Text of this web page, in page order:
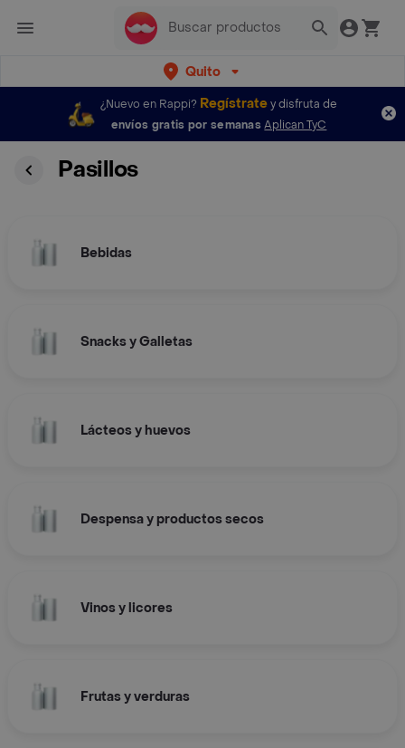
Quito
¿Nuevo en Rappi? Regístratey disfruta de
envíos gratis por semanas Aplican TyC
Pasillos
Bebidas
Snacks y Galletas
Lácteos y huevos
Despensa y productos secos
Vinos y licores
Frutas y verduras